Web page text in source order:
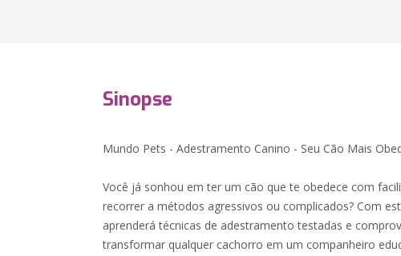
Sinopse
Mundo Pets - Adestramento Canino - Seu Cão Mais
Você já sonhou em ter um cão que te obedece com
recorrer a métodos agressivos ou complicados? Com
aprenderá técnicas de adestramento testadas e
transformar qualquer cachorro em um companheiro